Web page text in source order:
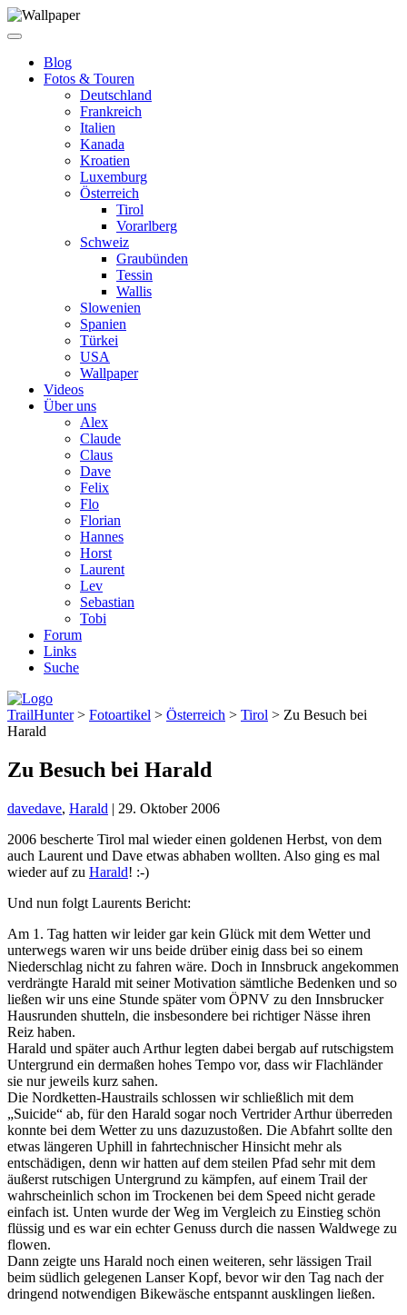
Blog
Fotos & Touren
Deutschland
Frankreich
Italien
Kanada
Kroatien
Luxemburg
Österreich
Tirol
Vorarlberg
Schweiz
Graubünden
Tessin
Wallis
Slowenien
Spanien
Türkei
USA
Wallpaper
Videos
Über uns
Alex
Claude
Claus
Dave
Felix
Flo
Florian
Hannes
Horst
Laurent
Lev
Sebastian
Tobi
Forum
Links
Suche
TrailHunter> Fotoartikel > Österreich > Tirol > Zu Besuch bei
Harald
Zu Besuch bei Harald
davedave, Harald | 29. Oktober 2006
2006 bescherte Tirol mal wieder einen goldenen Herbst, von dem
auch Laurent und Dave etwas abhaben wollten. Also ging es mal
wieder auf zu Harald! :-)
Und nun folgt Laurents Bericht:
Am 1. Tag hatten wir leider gar kein Glück mit dem Wetter und
unterwegs waren wir uns beide drüber einig dass bei so einem
Niederschlag nicht zu fahren wäre. Doch in Innsbruck angekommen
verdrängte Harald mit seiner Motivation sämtliche Bedenken und so
ließen wir uns eine Stunde später vom ÖPNV zu den Innsbrucker
Hausrunden shutteln, die insbesondere bei richtiger Nässe ihren
Reiz haben.
Harald und später auch Arthur legten dabei bergab auf rutschigstem
Untergrund ein dermaßen hohes Tempo vor, dass wir Flachländer
sie nur jeweils kurz sahen.
Die Nordketten-Haustrails schlossen wir schließlich mit dem
„Suicide“ ab, für den Harald sogar noch Vertrider Arthur überreden
konnte bei dem Wetter zu uns dazuzustoßen. Die Abfahrt sollte den
etwas längeren Uphill in fahrtechnischer Hinsicht mehr als
entschädigen, denn wir hatten auf dem steilen Pfad sehr mit dem
äußerst rutschigen Untergrund zu kämpfen, auf einem Trail der
wahrscheinlich schon im Trockenen bei dem Speed nicht gerade
einfach ist. Unten wurde der Weg im Vergleich zu Einstieg schön
flüssig und es war ein echter Genuss durch die nassen Waldwege zu
flowen.
Dann zeigte uns Harald noch einen weiteren, sehr lässigen Trail
beim südlich gelegenen Lanser Kopf, bevor wir den Tag nach der
dringend notwendigen Bikewäsche entspannt ausklingen ließen.